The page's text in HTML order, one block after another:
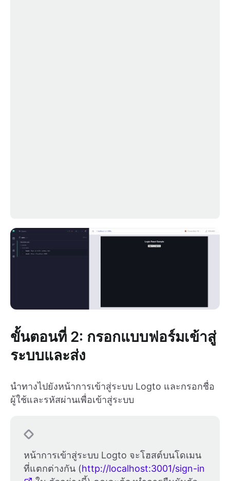
ขั้นตอนที่ 2: กรอกแบบฟอร์มเข้าสู่
ระบบและส่ง
นำทางไปยังหน้าการเข้าสู่ระบบ Logto และกรอกชื่อ
ผู้ใช้และรหัสผ่านเพื่อเข้าสู่ระบบ
หน้าการเข้าสู่ระบบ Logto จะโฮสต์บนโดเมน
ที่แตกต่างกัน (http://localhost:3001/sign-in